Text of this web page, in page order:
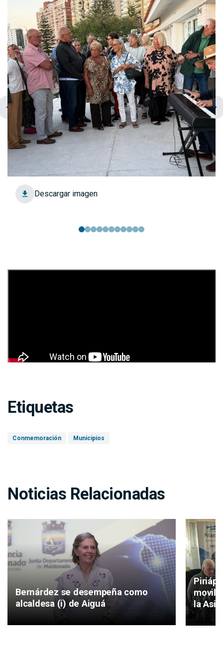
Descargar imagen
chevron_left navigate_next
Etiquetas
Conmemoración Municipios
Noticias Relacionadas
Bernárdez se desempeña como
alcaldesa (i) de Aiguá
la